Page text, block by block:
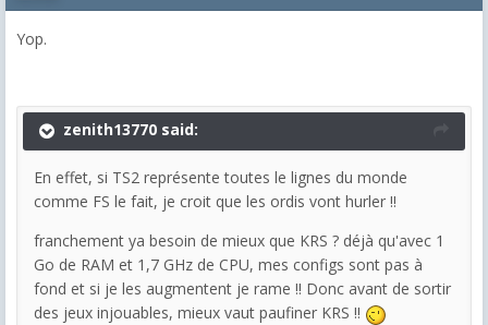
Yop.
zenith13770 said:
En effet, si TS2 représente toutes le lignes du monde
comme FS le fait, je croit que les ordis vont hurler !!
franchement ya besoin de mieux que KRS ? déjà qu'avec 1
Go de RAM et 1,7 GHz de CPU, mes configs sont pas à
fond et si je les augmentent je rame !! Donc avant de sortir
des jeux injouables, mieux vaut paufiner KRS !!